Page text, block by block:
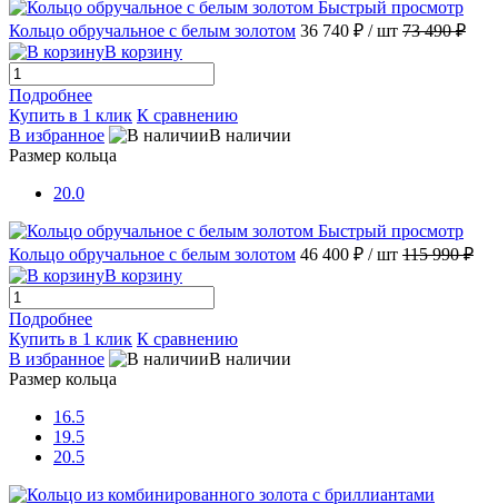
Быстрый просмотр
Кольцо обручальное с белым золотом 36 740 ₽ / шт 73 490 ₽
В корзину
Подробнее
Купить в 1 клик К сравнению
В избранное
В наличии
Размер кольца
20.0
Быстрый просмотр
Кольцо обручальное с белым золотом 46 400 ₽ / шт 115 990 ₽
В корзину
Подробнее
Купить в 1 клик К сравнению
В избранное
В наличии
Размер кольца
16.5
19.5
20.5